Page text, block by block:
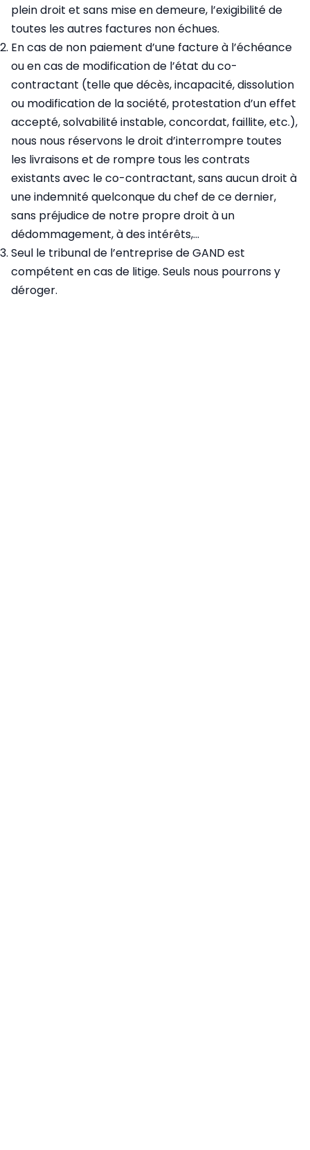
plein droit et sans mise en demeure, l’exigibilité de
toutes les autres factures non échues.
En cas de non paiement d’une facture à l’échéance
ou en cas de modification de l’état du co-
contractant (telle que décès, incapacité, dissolution
ou modification de la société, protestation d’un effet
accepté, solvabilité instable, concordat, faillite, etc.),
nous nous réservons le droit d’interrompre toutes
les livraisons et de rompre tous les contrats
existants avec le co-contractant, sans aucun droit à
une indemnité quelconque du chef de ce dernier,
sans préjudice de notre propre droit à un
dédommagement, à des intérêts,...
Seul le tribunal de l’entreprise de GAND est
compétent en cas de litige. Seuls nous pourrons y
déroger.